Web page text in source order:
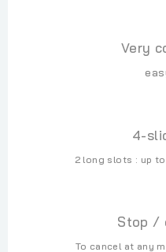
Very
4-
2 long slots : up
Stop /
To cancel at any